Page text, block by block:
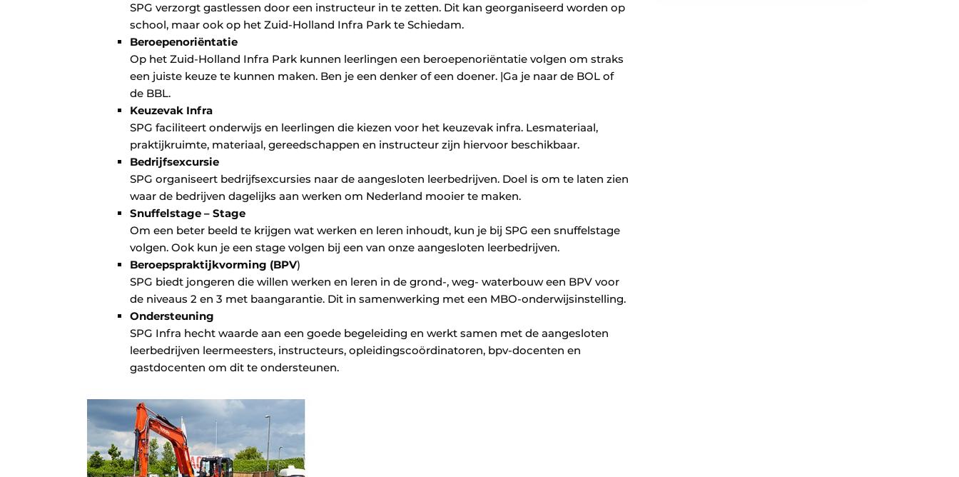
SPG verzorgt gastlessen door een instructeur in te zetten. Dit kan georganiseerd worden op
school, maar ook op het Zuid-Holland Infra Park te Schiedam.
Beroepenoriëntatie
Op het Zuid-Holland Infra Park kunnen leerlingen een beroepenoriëntatie volgen om straks
een juiste keuze te kunnen maken. Ben je een denker of een doener. |Ga je naar de BOL of
de BBL.
Keuzevak Infra
SPG faciliteert onderwijs en leerlingen die kiezen voor het keuzevak infra. Lesmateriaal,
praktijkruimte, materiaal, gereedschappen en instructeur zijn hiervoor beschikbaar.
Bedrijfsexcursie
SPG organiseert bedrijfsexcursies naar de aangesloten leerbedrijven. Doel is om te laten zien
waar de bedrijven dagelijks aan werken om Nederland mooier te maken.
Snuffelstage – Stage
Om een beter beeld te krijgen wat werken en leren inhoudt, kun je bij SPG een snuffelstage
volgen. Ook kun je een stage volgen bij een van onze aangesloten leerbedrijven.
Beroepspraktijkvorming (BPV)
SPG biedt jongeren die willen werken en leren in de grond-, weg- waterbouw een BPV voor
de niveaus 2 en 3 met baangarantie. Dit in samenwerking met een MBO-onderwijsinstelling.
Ondersteuning
SPG Infra hecht waarde aan een goede begeleiding en werkt samen met de aangesloten
leerbedrijven leermeesters, instructeurs, opleidingscoördinatoren, bpv-docenten en
gastdocenten om dit te ondersteunen.